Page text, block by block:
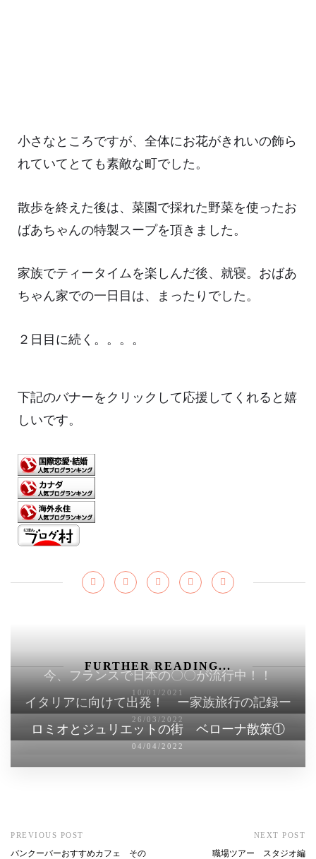
小さなところですが、全体にお花がきれいの飾ら
れていてとても素敵な町でした。
散歩を終えた後は、菜園で採れた野菜を使ったお
ばあちゃんの特製スープを頂きました。
家族でティータイムを楽しんだ後、就寝。おばあ
ちゃん家での一日目は、まったりでした。
２日目に続く。。。。
下記のバナーをクリックして応援してくれると嬉
しいです。
FURTHER READING...
今、フランスで日本の〇〇が流行中！！
10/01/2021
イタリアに向けて出発！ ー家族旅行の記録ー
26/03/2022
ロミオとジュリエットの街 ベローナ散策①
04/04/2022
PREVIOUS POST
バンクーバーおすすめカフェ その
NEXT POST
職場ツアー スタジオ編